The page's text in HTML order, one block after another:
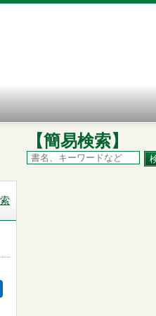
【簡易検索】